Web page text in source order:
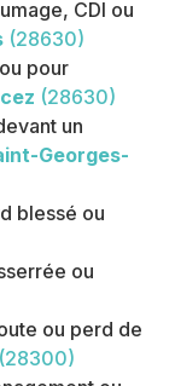
CDI ou
(28630)
pour
(28630)
un
Georges-
blessé ou
ou
ou perd de
(28300)